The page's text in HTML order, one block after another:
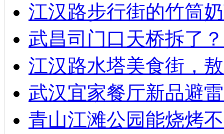
江汉路步行街的竹筒
武昌司门口天桥拆了
江汉路水塔美食街，
武汉宜家餐厅新品避
青山江滩公园能烧烤